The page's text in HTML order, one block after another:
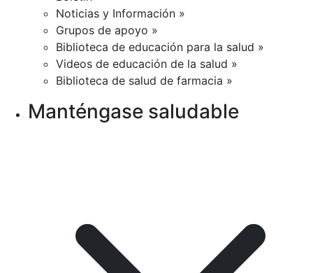
Noticias y Información »
Grupos de apoyo »
Biblioteca de educación para la salud »
Videos de educación de la salud »
Biblioteca de salud de farmacia »
Manténgase saludable